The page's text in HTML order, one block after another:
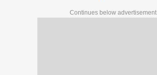
Continues below advertisement